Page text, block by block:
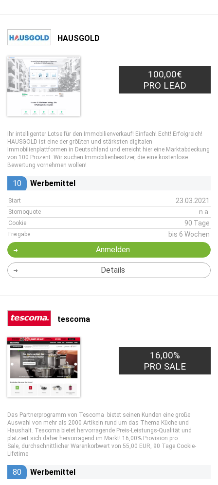
HAUSGOLD
100,00€
PRO LEAD
Ihr intelligenter Lotse für den Immobilienverkauf! Einfach! Echt! Erfolgreich!
HAUSGOLD ist eine der größten und stärksten digitalen
Immobilienplattformen in Deutschland und erreicht hier eine Marktabdeckung
von 100 Prozent. Wir suchen Immobilienbesitzer, die eine kostenlose
Bewertung vornehmen wollen!
10 Werbemittel
Start 23.03.2021
Stornoquote n.a.
Cookie 90 Tage
Freigabe bis 6 Wochen
Anmelden
Details
tescoma
16,00%
PRO SALE
Das Partnerprogramm von Tescoma bietet seinen Kunden eine große
Auswahl von mehr als 2000 Artikeln rund um das Thema Küche und
Haushalt. Tescoma bietet hervorragende Preis-Leistungs-Qualität und
platziert sich daher hervorragend im Markt! 16,00% Provision pro
Sale, durchschnittlicher Warenkorbwert von 55,00 EUR, 90 Tage Cookie-
Lifetime
80 Werbemittel